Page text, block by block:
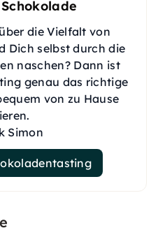
die Vielfalt von
Dich selbst durch die
naschen? Dann ist
genau das richtige
von zu Hause
Simon